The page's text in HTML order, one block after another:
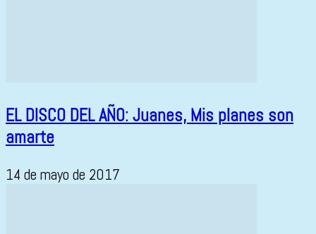
EL DISCO DEL AÑO: Juanes, Mis planes son
amarte
14 de mayo de 2017